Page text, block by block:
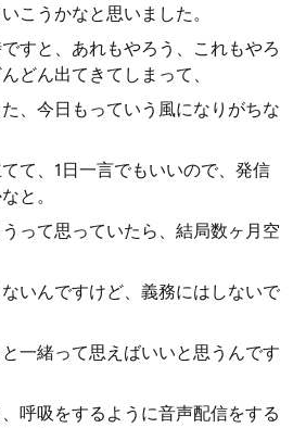
こうかなと思いました。
すと、あれもやろう、これもやろ
どん出てきてしまって、
、今日もっていう風になりがちな
て、1日一言でもいいので、発信
と。
って思っていたら、結局数ヶ月空
いんですけど、義務にはしないで
一緒って思えばいいと思うんです
呼吸をするように音声配信をする